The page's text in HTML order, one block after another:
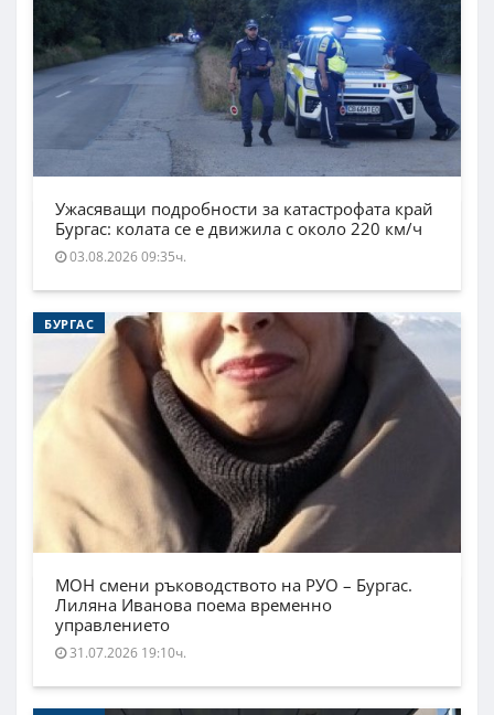
Ужасяващи подробности за катастрофата край
Бургас: колата се е движила с около 220 км/ч
03.08.2026 09:35ч.
БУРГАС
МОН смени ръководството на РУО – Бургас.
Лиляна Иванова поема временно
управлението
31.07.2026 19:10ч.